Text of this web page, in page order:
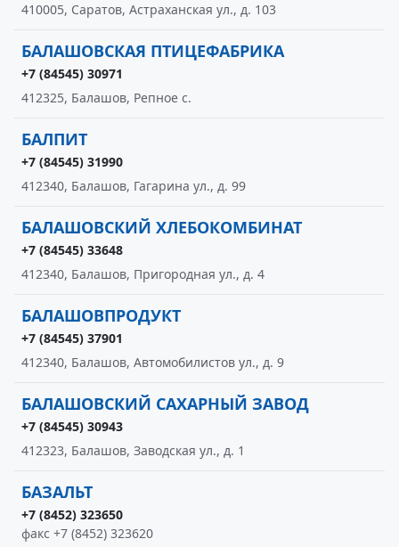
410005, Саратов, Астраханская ул., д. 103
БАЛАШОВСКАЯ ПТИЦЕФАБРИКА
+7 (84545) 30971
412325, Балашов, Репное с.
БАЛПИТ
+7 (84545) 31990
412340, Балашов, Гагарина ул., д. 99
БАЛАШОВСКИЙ ХЛЕБОКОМБИНАТ
+7 (84545) 33648
412340, Балашов, Пригородная ул., д. 4
БАЛАШОВПРОДУКТ
+7 (84545) 37901
412340, Балашов, Автомобилистов ул., д. 9
БАЛАШОВСКИЙ САХАРНЫЙ ЗАВОД
+7 (84545) 30943
412323, Балашов, Заводская ул., д. 1
БАЗАЛЬТ
+7 (8452) 323650
факс +7 (8452) 323620